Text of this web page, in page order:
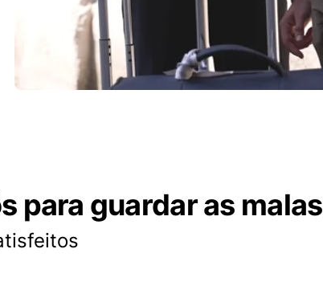
para guardar as malas